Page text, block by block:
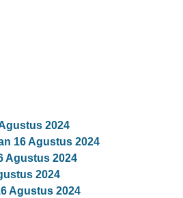
2024
16 Agustus 2024
Agustus 2024
2024
Agustus 2024